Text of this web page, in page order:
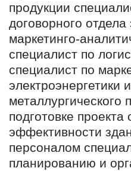
продукции
договорного
маркетинго-
специалист по
специалист по
электроэнергетики
металлургического
подготовке
эффективности
персоналом
планированию и